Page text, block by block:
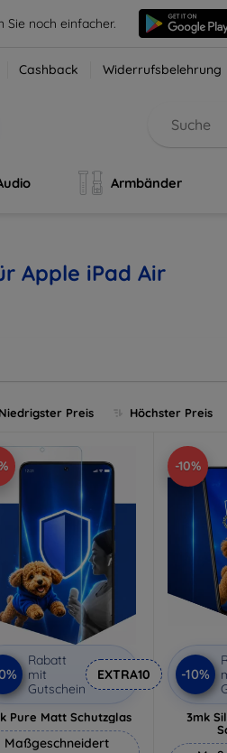
Sie noch einfacher.
Cashback Widerrufsbelehrung
Armbänder
Apple iPad Air
Niedrigster Preis Höchster Preis
Rabatt
mit
Gutschein
EXTRA10
Pure Matt Schutzglas
Maßgeschneidert
-10%
-10%
3mk